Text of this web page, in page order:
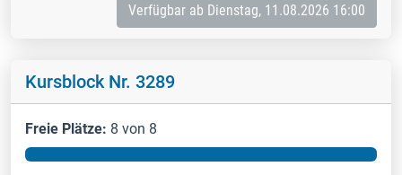
Verfügbar ab Dienstag, 11.08.2026 16:00
Kursblock Nr. 3289
Freie Plätze: 8 von 8